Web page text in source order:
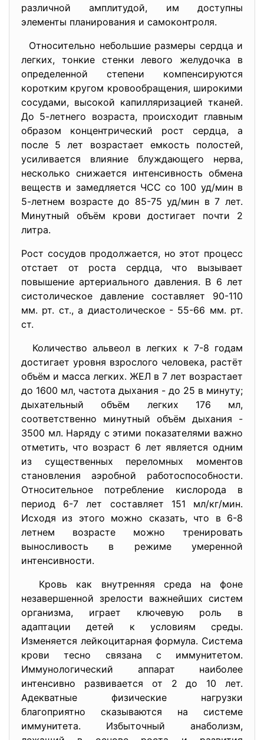
различной амплитудой, им доступны
элементы планирования и самоконтроля.
Относительно небольшие размеры сердца и
легких, тонкие стенки левого желудочка в
определенной степени компенсируются
коротким кругом кровообращения, широкими
сосудами, высокой капилляризацией тканей.
До 5-летнего возраста, происходит главным
образом концентрический рост сердца, а
после 5 лет возрастает емкость полостей,
усиливается влияние блуждающего нерва,
несколько снижается интенсивность обмена
веществ и замедляется ЧСС со 100 уд/мин в
5-летнем возрасте до 85-75 уд/мин в 7 лет.
Минутный объём крови достигает почти 2
литра.
Рост сосудов продолжается, но этот процесс
отстает от роста сердца, что вызывает
повышение артериального давления. В 6 лет
систолическое давление составляет 90-110
мм. рт. ст., а диастолическое - 55-66 мм. рт.
ст.
Количество альвеол в легких к 7-8 годам
достигает уровня взрослого человека, растёт
объём и масса легких. ЖЕЛ в 7 лет возрастает
до 1600 мл, частота дыхания - до 25 в минуту;
дыхательный объём легких 176 мл,
соответственно минутный объём дыхания -
3500 мл. Наряду с этими показателями важно
отметить, что возраст 6 лет является одним
из существенных переломных моментов
становления аэробной работоспособности.
Относительное потребление кислорода в
период 6-7 лет составляет 151 мл/кг/мин.
Исходя из этого можно сказать, что в 6-8
летнем возрасте можно тренировать
выносливость в режиме умеренной
интенсивности.
Кровь как внутренняя среда на фоне
незавершенной зрелости важнейших систем
организма, играет ключевую роль в
адаптации детей к условиям среды.
Изменяется лейкоцитарная формула. Система
крови тесно связана с иммунитетом.
Иммунологический аппарат наиболее
интенсивно развивается от 2 до 10 лет.
Адекватные физические нагрузки
благоприятно сказываются на системе
иммунитета. Избыточный анаболизм,